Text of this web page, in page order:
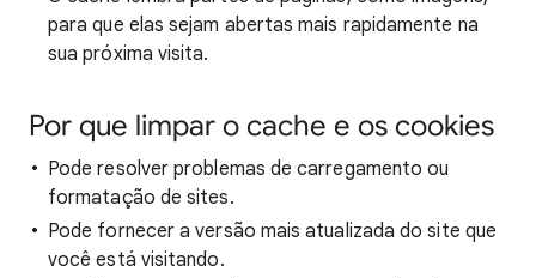
para que elas sejam abertas mais rapidamente na
sua próxima visita.
Por que limpar o cache e os cookies
Pode resolver problemas de carregamento ou
formatação de sites.
Pode fornecer a versão mais atualizada do site que
você está visitando.